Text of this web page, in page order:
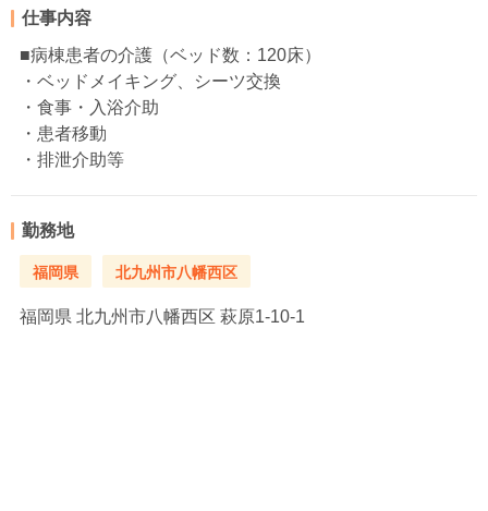
仕事内容
■病棟患者の介護（ベッド数：120床）
・ベッドメイキング、シーツ交換
・食事・入浴介助
・患者移動
・排泄介助等
勤務地
福岡県 北九州市八幡西区
福岡県 北九州市八幡西区 萩原1-10-1